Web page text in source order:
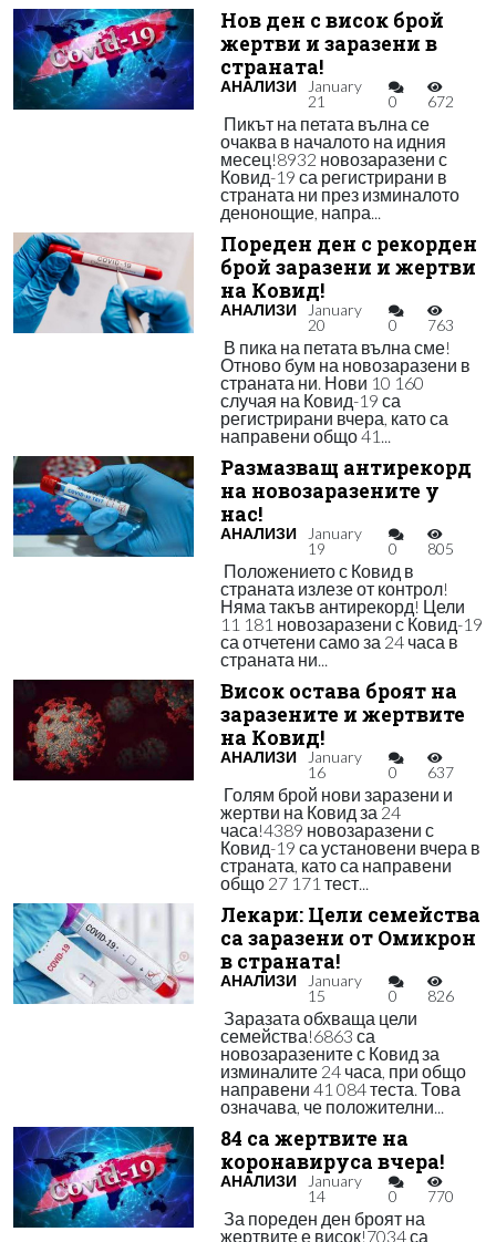
Нов ден с висок брой
жертви и заразени в
страната!
АНАЛИЗИ
January
21
0 672
Пикът на петата вълна се
очаква в началото на идния
месец!8932 новозаразени с
Ковид-19 са регистрирани в
страната ни през изминалото
денонощие, напра...
Пореден ден с рекорден
брой заразени и жертви
на Ковид!
АНАЛИЗИ
January
20
0 763
В пика на петата вълна сме!
Отново бум на новозаразени в
страната ни. Нови 10 160
случая на Ковид-19 са
регистрирани вчера, като са
направени общо 41...
Размазващ антирекорд
на новозаразените у
нас!
АНАЛИЗИ
January
19
0 805
Положението с Ковид в
страната излезе от контрол!
Няма такъв антирекорд! Цели
11 181 новозаразени с Ковид-19
са отчетени само за 24 часа в
страната ни...
Висок остава броят на
заразените и жертвите
на Ковид!
АНАЛИЗИ
January
16
0 637
Голям брой нови заразени и
жертви на Ковид за 24
часа!4389 новозаразени с
Ковид-19 са установени вчера в
страната, като са направени
общо 27 171 тест...
Лекари: Цели семейства
са заразени от Омикрон
в страната!
АНАЛИЗИ
January
15
0 826
Заразата обхваща цели
семейства!6863 са
новозаразените с Ковид за
изминалите 24 часа, при общо
направени 41 084 теста. Това
означава, че положителни...
84 са жертвите на
коронавируса вчера!
АНАЛИЗИ
January
14
0 770
За пореден ден броят на
жертвите е висок!7034 са